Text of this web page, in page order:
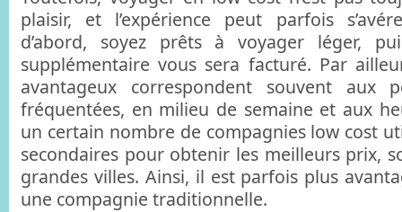
plaisir, et l’expérience peut parfois
d’abord, soyez prêts à voyager léger,
supplémentaire vous sera facturé. Par
avantageux correspondent souvent aux
fréquentées, en milieu de semaine et aux
un certain nombre de compagnies low cost
secondaires pour obtenir les meilleurs prix,
grandes villes. Ainsi, il est parfois plus
une compagnie traditionnelle.